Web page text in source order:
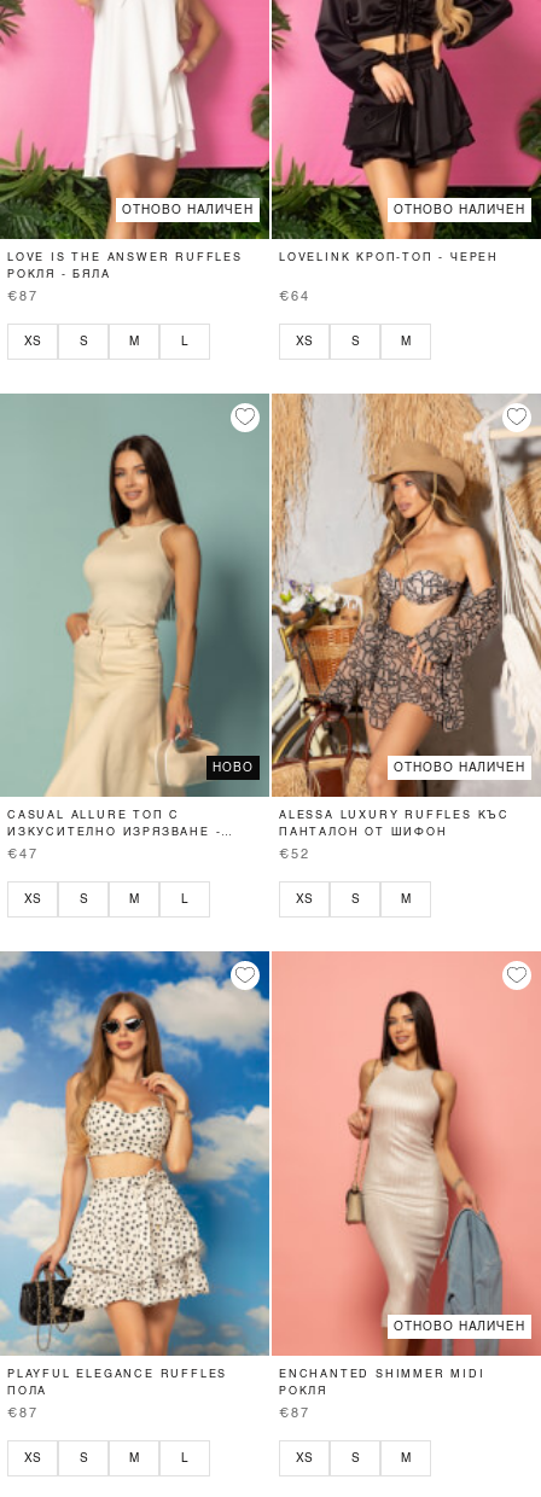
ОТНОВО НАЛИЧЕН
LOVE IS THE ANSWER RUFFLES
РОКЛЯ - БЯЛА
€87
XS S M
ОТНОВО НАЛИЧЕН
LOVELINK КРОП-ТОП - ЧЕРЕН
€64
XS S M
НОВО
CASUAL ALLURE ТОП С
ИЗКУСИТЕЛНО ИЗРЯЗВАНЕ -
SOFT BEIGE
€47
XS S M L
ОТНОВО НАЛИЧЕН
ALESSA LUXURY RUFFLES КЪС
ПАНТАЛОН ОТ ШИФОН
€52
XS S M
PLAYFUL ELEGANCE RUFFLES
ПОЛА
€87
XS S M
ОТНОВО НАЛИЧЕН
ENCHANTED SHIMMER MIDI
РОКЛЯ
€87
XS S M